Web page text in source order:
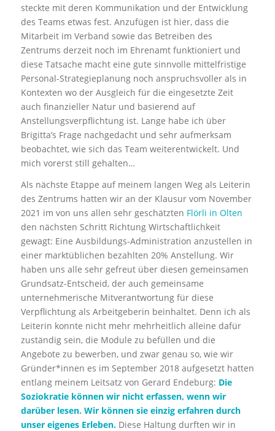
steckte mit deren Kommunikation und der Entwicklung
des Teams etwas fest. Anzufügen ist hier, dass die
Mitarbeit im Verband sowie das Betreiben des
Zentrums derzeit noch im Ehrenamt funktioniert und
diese Tatsache macht eine gute sinnvolle mittelfristige
Personal-Strategieplanung noch anspruchsvoller als in
Kontexten wo der Ausgleich für die eingesetzte Zeit
auch finanzieller Natur und basierend auf
Anstellungsverpflichtung ist. Lange habe ich über
Brigitta’s Frage nachgedacht und sehr aufmerksam
beobachtet, wie sich das Team weiterentwickelt. Und
mich vorerst still gehalten…
Als nächste Etappe auf meinem langen Weg als Leiterin
des Zentrums hatten wir an der Klausur vom November
2021 im von uns allen sehr geschätzten Flörli in Olten
den nächsten Schritt Richtung Wirtschaftlichkeit
gewagt: Eine Ausbildungs-Administration anzustellen in
einer marktüblichen bezahlten 20% Anstellung. Wir
haben uns alle sehr gefreut über diesen gemeinsamen
Grundsatz-Entscheid, der auch gemeinsame
unternehmerische Mitverantwortung für diese
Verpflichtung als Arbeitgeberin beinhaltet. Denn ich als
Leiterin konnte nicht mehr mehrheitlich alleine dafür
zuständig sein, die Module zu befüllen und die
Angebote zu bewerben, und zwar genau so, wie wir
Gründer*innen es im September 2018 aufgesetzt hatten
entlang meinem Leitsatz von Gerard Endeburg: Die
Soziokratie können wir nicht erfassen, wenn wir
darüber lesen. Wir können sie einzig erfahren durch
unser eigenes Erleben.Diese Haltung durften wir in